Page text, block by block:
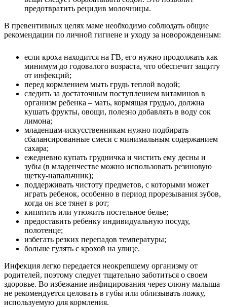
предотвратить рецидив молочницы.
В превентивных целях маме необходимо соблюдать общие
рекомендации по личной гигиене и уходу за новорожденным:
если кроха находится на ГВ, его нужно продолжать как
минимум до годовалого возраста, что обеспечит защиту
от инфекций;
перед кормлением мыть грудь теплой водой;
следить за достаточным поступлением витаминов в
организм ребенка – мать, кормящая грудью, должна
кушать фрукты, овощи, полезно добавлять в воду сок
лимона;
младенцам-искусственникам нужно подбирать
сбалансированные смеси с минимальным содержанием
сахара;
ежедневно купать грудничка и чистить ему десны и
зубы (в младенчестве можно использовать резиновую
щетку-напальчник);
поддерживать чистоту предметов, с которыми может
играть ребенок, особенно в период прорезывания зубов,
когда он все тянет в рот;
кипятить или утюжить постельное белье;
предоставить ребенку индивидуальную посуду,
полотенце;
избегать резких перепадов температуры;
больше гулять с крохой на улице.
Инфекция легко передается неокрепшему организму от
родителей, поэтому следует тщательно заботиться о своем
здоровье. Во избежание инфицирования через слюну малыша
не рекомендуется целовать в губы или облизывать ложку,
используемую для кормления.